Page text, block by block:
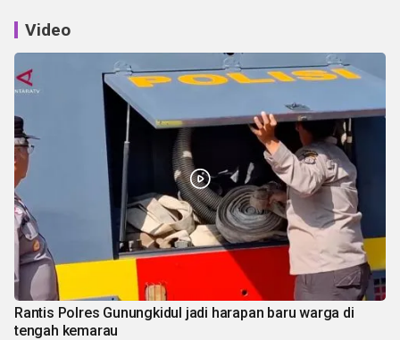
Video
Rantis Polres Gunungkidul jadi harapan baru warga di
tengah kemarau